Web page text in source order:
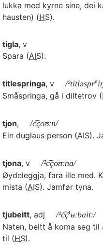
lukka med kyrne sine, dei
hausten) (HS).
tigla, v
Spara (AIS).
titlespringa, v /²titləspre
Småspringa, gå i diltetrov (
tjon,
/c͡çoʊːn/
Ein duglaus person (AIS).
tjona, v
/²c͡çoʊːna/
Øydeleggja, fara ille med.
mista (AIS). Jamfør tyna.
tjubeitt, adj /²c͡çiʉːbaitː/
Naten, beitt å koma seg
til (HS).